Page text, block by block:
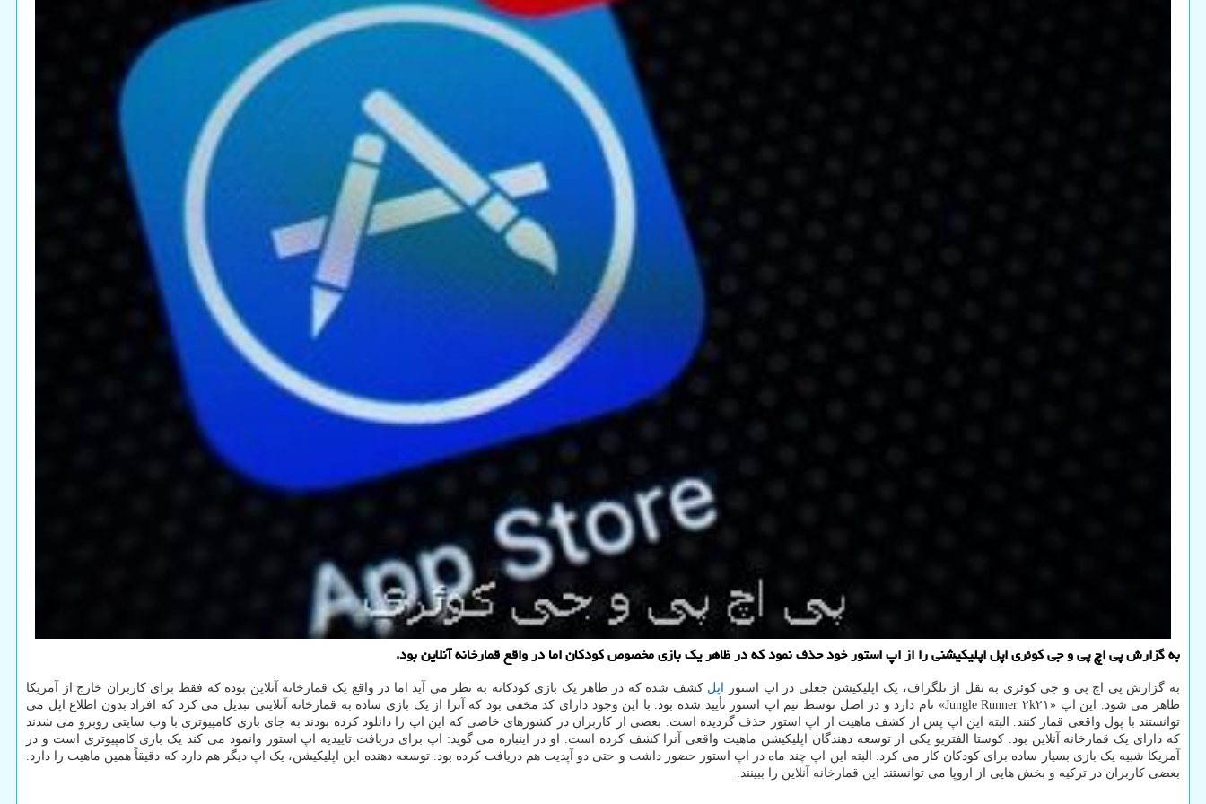
به گزارش پی اچ پی و جی کوئری اپل اپلیکیشنی را از اپ استور خود حذف نمود که در ظاهر یک بازی مخصوص کودکان اما در واقع قمارخانه آنلاین بود.
به گزارش پی اچ پی و جی کوئری به نقل از تلگراف، یک اپلیکیشن جعلی در اپ استور اپل کشف شده که در ظاهر یک بازی کودکانه به نظر می آید اما در واقع یک قمارخانه آنلاین بوده که فقط برای کاربران خارج از آمریکا
ظاهر می شود. این اپ «Jungle Runner ۲k۲۱» نام دارد و در اصل توسط تیم اپ استور تأیید شده بود. با این وجود دارای کد مخفی بود که آنرا از یک بازی ساده به قمارخانه آنلاینی تبدیل می کرد که افراد بدون اطلاع اپل می
توانستند با پول واقعی قمار کنند. البته این اپ پس از کشف ماهیت از اپ استور حذف گردیده است. بعضی از کاربران در کشورهای خاصی که این اپ را دانلود کرده بودند به جای بازی کامپیوتری با وب سایتی روبرو می شدند
که دارای یک قمارخانه آنلاین بود. کوستا الفتریو یکی از توسعه دهندگان اپلیکیشن ماهیت واقعی آنرا کشف کرده است. او در اینباره می گوید: اپ برای دریافت تاییدیه اپ استور وانمود می کند یک بازی کامپیوتری است و در
آمریکا شبیه یک بازی بسیار ساده برای کودکان کار می کرد. البته این اپ چند ماه در اپ استور حضور داشت و حتی دو آپدیت هم دریافت کرده بود. توسعه دهنده این اپلیکیشن، یک اپ دیگر هم دارد که دقیقاً همین ماهیت را دارد.
بعضی کاربران در ترکیه و بخش هایی از اروپا می توانستند این قمارخانه آنلاین را ببینند.